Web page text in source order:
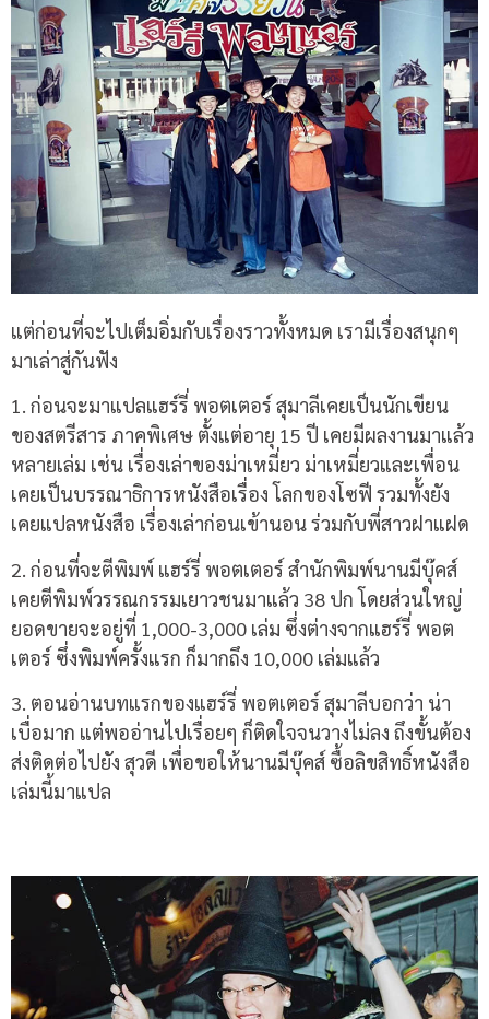
แต่ก่อนที่จะไปเต็มอิ่มกับเรื่องราวทั้งหมด เรามีเรื่องสนุกๆ
มาเล่าสู่กันฟัง
1. ก่อนจะมาแปลแฮร์รี่ พอตเตอร์ สุมาลีเคยเป็นนักเขียน
ของสตรีสาร ภาคพิเศษ ตั้งแต่อายุ 15 ปี เคยมีผลงานมาแล้ว
หลายเล่ม เช่น เรื่องเล่าของม่าเหมี่ยว ม่าเหมี่ยวและเพื่อน
เคยเป็นบรรณาธิการหนังสือเรื่อง โลกของโซฟี รวมทั้งยัง
เคยแปลหนังสือ เรื่องเล่าก่อนเข้านอน ร่วมกับพี่สาวฝาแฝด
2. ก่อนที่จะตีพิมพ์ แฮร์รี่ พอตเตอร์ สำนักพิมพ์นานมีบุ๊คส์
เคยตีพิมพ์วรรณกรรมเยาวชนมาแล้ว 38 ปก โดยส่วนใหญ่
ยอดขายจะอยู่ที่ 1,000-3,000 เล่ม ซึ่งต่างจากแฮร์รี่ พอต
เตอร์ ซึ่งพิมพ์ครั้งแรก ก็มากถึง 10,000 เล่มแล้ว
3. ตอนอ่านบทแรกของแฮร์รี่ พอตเตอร์ สุมาลีบอกว่า น่า
เบื่อมาก แต่พออ่านไปเรื่อยๆ ก็ติดใจจนวางไม่ลง ถึงขั้นต้อง
ส่งติดต่อไปยัง สุวดี เพื่อขอให้นานมีบุ๊คส์ ซื้อลิขสิทธิ์หนังสือ
เล่มนี้มาแปล